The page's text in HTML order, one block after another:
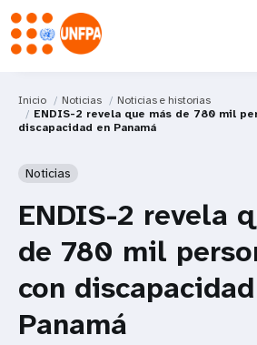
Inicio Noticias
Noticias e historias
ENDIS-2 revela que más de 780 mil
discapacidad en Panamá
Noticias
ENDIS-2 revela
de 780 mil
con
Panamá